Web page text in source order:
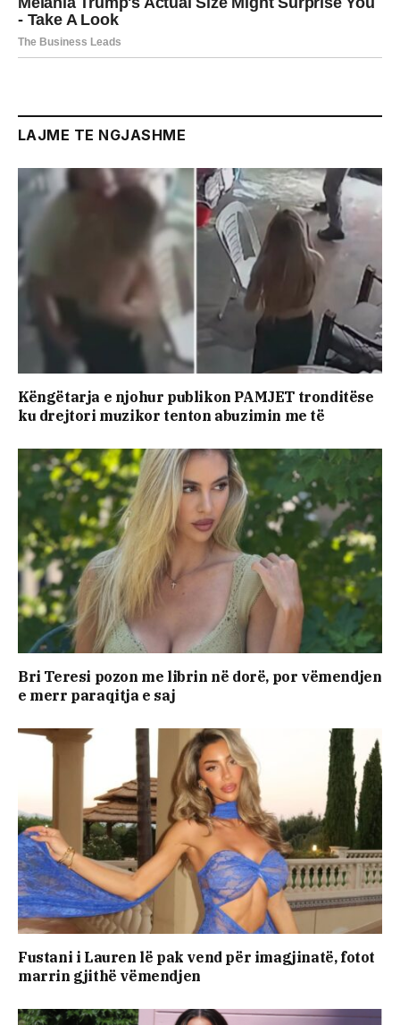
LAJME TE NGJASHME
Këngëtarja e njohur publikon PAMJET tronditëse
ku drejtori muzikor tenton abuzimin me të
Bri Teresi pozon me librin në dorë, por vëmendjen
e merr paraqitja e saj
Fustani i Lauren lë pak vend për imagjinatë, fotot
marrin gjithë vëmendjen